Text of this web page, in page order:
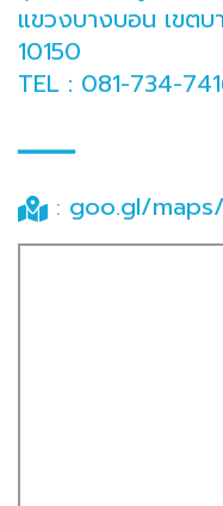
แขวงบางบอน เขต
10150
TEL : 081-734-
━━━━
: goo.gl/